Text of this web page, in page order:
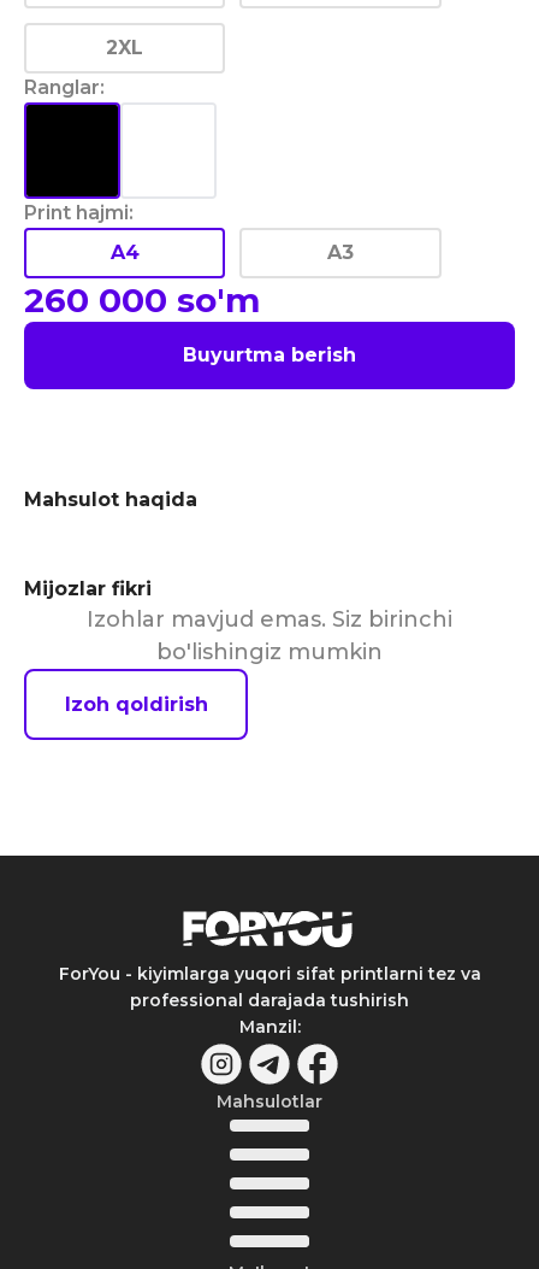
2XL
Ranglar:
Print hajmi:
A4
A3
260 000 so'm
Buyurtma berish
Mahsulot haqida
Mijozlar fikri
Izohlar mavjud emas. Siz birinchi
bo'lishingiz mumkin
Izoh qoldirish
ForYou - kiyimlarga yuqori sifat printlarni tez va
professional darajada tushirish
Manzil:
Mahsulotlar